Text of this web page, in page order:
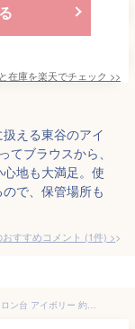
在庫を楽天でチェック >>
える東谷のアイ
ブラウスから、
地も大満足。使
で、保管場所も
すすめコメント (1件) >
山崎実業(Yamazaki) 北欧風 スタンド式 人体型アイロン台 アイボリー 約90X37X25～78cm 暮らしの定番 高さ調節 スチールメッシュ 3958